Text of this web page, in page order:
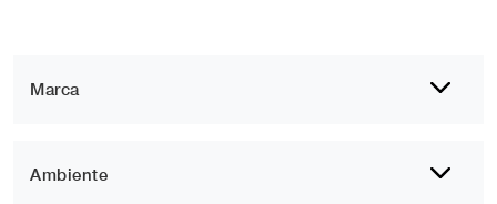
Marca
Ambiente